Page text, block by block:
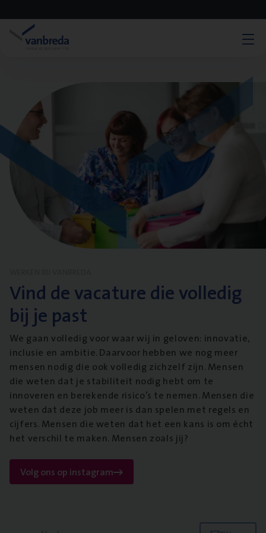
Vind de vacature die volledig
bij je past
We gaan volledig voor waar wij in geloven: innovatie,
inclusie en ambitie. Daarvoor hebben we nog meer
mensen nodig die ook volledig zichzelf zijn. Mensen
die weten dat je stabiliteit nodig hebt om te
innoveren en berekende risico’s te nemen. Mensen die
weten dat deze job meer is dan spelen met regels en
cijfers. Mensen die weten dat het een kans is om écht
het verschil te maken. Mensen zoals jij?
Volg ons op instagram